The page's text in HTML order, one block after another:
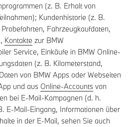
(z. B. Erhalt von
Kundenhistorie (z. B.
Fahrzeugkaufdaten,
Kontakte zur BMW
Service, Einkäufe in BMW Online-
(z. B. Kilometerstand,
von BMW Apps oder Webseiten
und aus Online-Accounts von
bei E-Mail-Kampagnen (d. h.
E-Mail-Eingang, Informationen über
in der E-Mail, sehen Sie auch